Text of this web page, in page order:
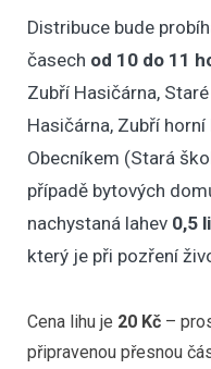
Distribuce bude
časech od 10 do 11
Zubří Hasičárna,
Hasičárna, Zubří
Obecníkem (Stará
případě bytových
nachystaná lahev 0,5
který je při pozření
Cena lihu je 20 Kč –
připravenou přesnou